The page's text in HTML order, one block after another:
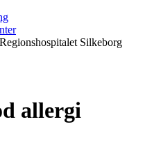
Silkeborg
allergi